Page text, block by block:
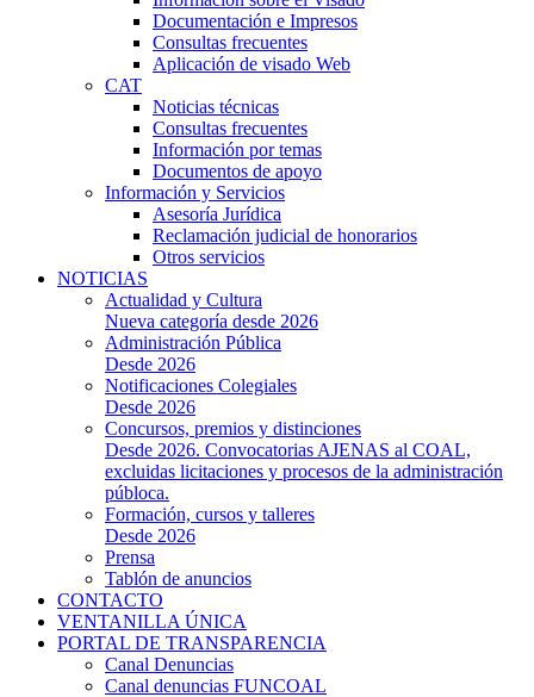
Documentación e Impresos
Consultas frecuentes
Aplicación de visado Web
CAT
Noticias técnicas
Consultas frecuentes
Información por temas
Documentos de apoyo
Información y Servicios
Asesoría Jurídica
Reclamación judicial de honorarios
Otros servicios
NOTICIAS
Actualidad y Cultura
Nueva categoría desde 2026
Administración Pública
Desde 2026
Notificaciones Colegiales
Desde 2026
Concursos, premios y distinciones
Desde 2026. Convocatorias AJENAS al COAL,
excluidas licitaciones y procesos de la administración
públoca.
Formación, cursos y talleres
Desde 2026
Prensa
Tablón de anuncios
CONTACTO
VENTANILLA ÚNICA
PORTAL DE TRANSPARENCIA
Canal Denuncias
Canal denuncias FUNCOAL